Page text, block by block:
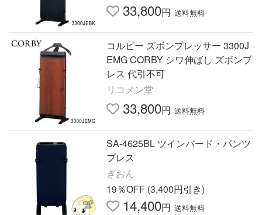
33,800円 送料無料
コルビー ズボンプレッサー 3300J
EMG CORBY シワ伸ばし ズボンプ
レス 代引不可
リコメン堂
33,800円 送料無料
SA-4625BL ツインバード・パンツ
プレス
ぎおん
19％OFF (3,400円引き)
14,400円 送料無料